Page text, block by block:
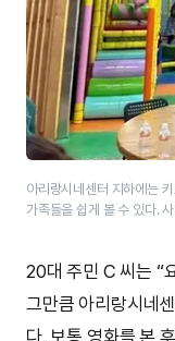
아리랑시네센터 지하에는
가족들을 쉽게 볼 수 있다.
20대 주민 C 씨는 “
그만큼 아리랑시네
다. 보통 영화를 본